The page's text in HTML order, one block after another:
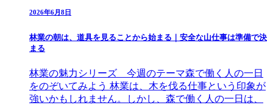
2026年6月8日
林業の朝は、道具を見ることから始まる｜安全な山仕事は準備で決
まる
林業の魅力シリーズ 今週のテーマ森で働く人の一日
をのぞいてみよう 林業は、木を伐る仕事という印象が
強いかもしれません。しかし、森で働く人の一日は、